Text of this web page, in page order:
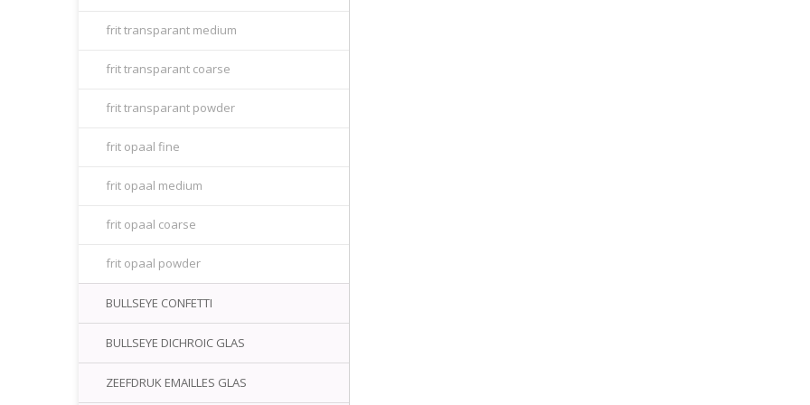
frit transparant medium
frit transparant coarse
frit transparant powder
frit opaal fine
frit opaal medium
frit opaal coarse
frit opaal powder
BULLSEYE CONFETTI
BULLSEYE DICHROIC GLAS
ZEEFDRUK EMAILLES GLAS